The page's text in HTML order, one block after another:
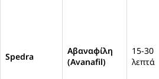
Spedra
Αβαναφίλη
(Avanafil)
15-30
λεπτά